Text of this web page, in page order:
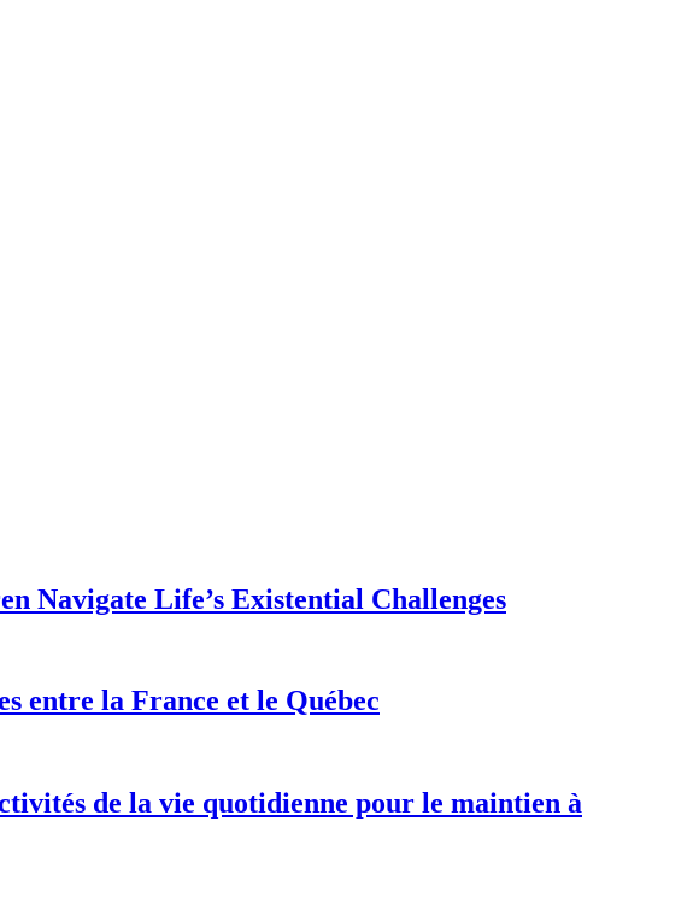
Navigate Life’s Existential Challenges
entre la France et le Québec
de la vie quotidienne pour le maintien à